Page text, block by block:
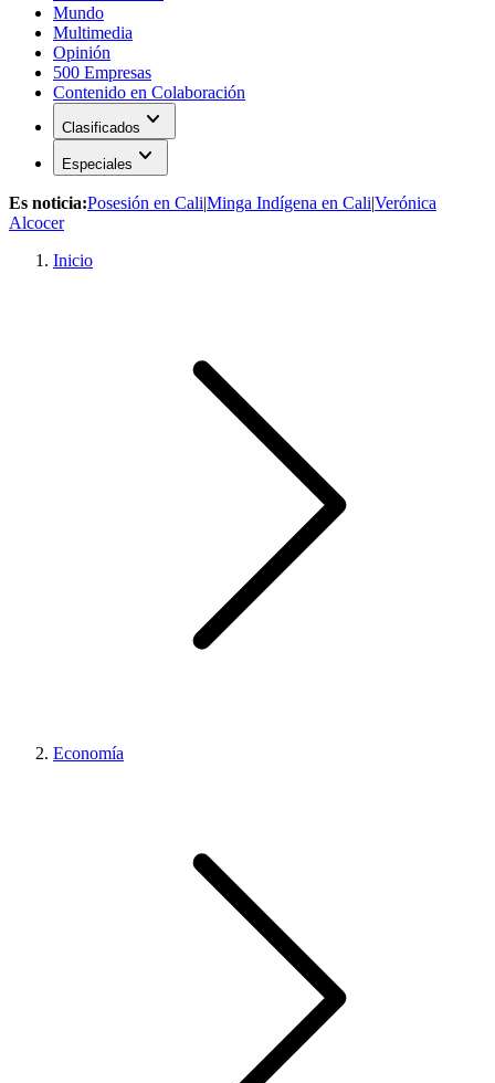
Mundo
Multimedia
Opinión
500 Empresas
Contenido en Colaboración
Clasificados expand_more
Especiales expand_more
Es noticia:Posesión en Cali|Minga Indígena en Cali|Verónica
Alcocer
Inicio
Economía